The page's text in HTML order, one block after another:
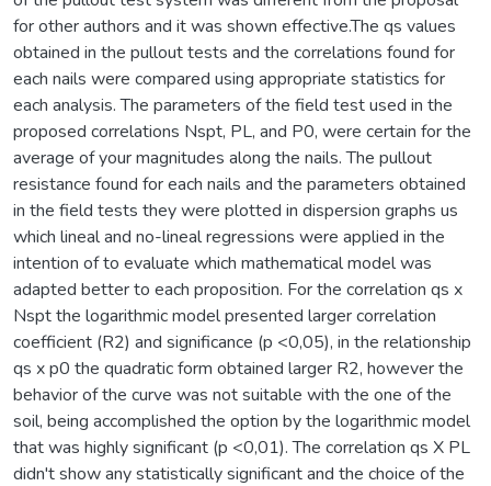
for other authors and it was shown effective.The qs values
obtained in the pullout tests and the correlations found for
each nails were compared using appropriate statistics for
each analysis. The parameters of the field test used in the
proposed correlations Nspt, PL, and P0, were certain for the
average of your magnitudes along the nails. The pullout
resistance found for each nails and the parameters obtained
in the field tests they were plotted in dispersion graphs us
which lineal and no-lineal regressions were applied in the
intention of to evaluate which mathematical model was
adapted better to each proposition. For the correlation qs x
Nspt the logarithmic model presented larger correlation
coefficient (R2) and significance (p <0,05), in the relationship
qs x p0 the quadratic form obtained larger R2, however the
behavior of the curve was not suitable with the one of the
soil, being accomplished the option by the logarithmic model
that was highly significant (p <0,01). The correlation qs X PL
didn't show any statistically significant and the choice of the